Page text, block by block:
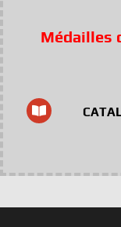
Médailles